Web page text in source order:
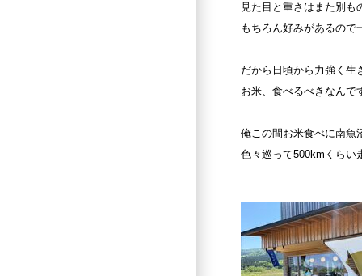
見た目と重さはまた別も
もちろん好みがあるので
だから日頃から力強く生
お米、食べるべきなんで
俺この間お米食べに南魚
色々巡って500km くらい